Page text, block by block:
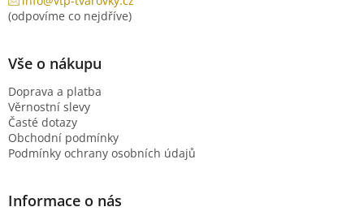
(odpovíme co nejdříve)
Vše o nákupu
Doprava a platba
Věrnostní slevy
Časté dotazy
Obchodní podmínky
Podmínky ochrany osobních údajů
Informace o nás